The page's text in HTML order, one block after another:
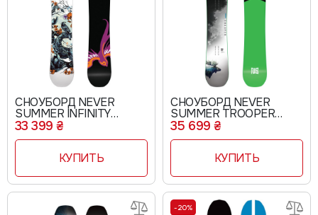
СНОУБОРД NEVER
SUMMER INFINITY
260093
33 399 ₴
КУПИТЬ
СНОУБОРД NEVER
SUMMER TROOPER
260046
35 699 ₴
КУПИТЬ
-20%